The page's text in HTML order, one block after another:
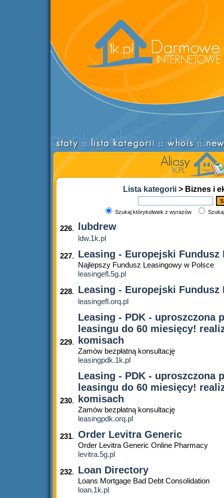
Lista kategorii > Biznes i
Szukaj którykolwiek z wyrazów
226. lubdrew
ldw.1k.pl
227. Leasing - Europejski Fundusz
Najlepszy Fundusz Leasingowy w Polsce
leasingefl.5g.pl
228. Leasing - Europejski Fundusz
leasingefl.orq.pl
229.
Leasing - PDK - uproszczona
leasingu do 60 miesięcy!
komisach
Zamów bezpłatną konsultację
leasingpdk.1k.pl
230.
Leasing - PDK - uproszczona
leasingu do 60 miesięcy!
komisach
Zamów bezpłatną konsultację
leasingpdk.orq.pl
231. Order Levitra Generic
Order Levitra Generic Online Pharmacy
levitra.5g.pl
232. Loan Directory
Loans Mortgage Bad Debt Consolidation
loan.1k.pl